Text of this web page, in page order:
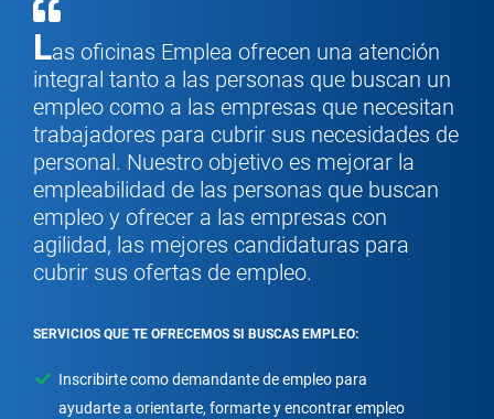
a
la
navegación
Las oficinas Emplea ofrecen una atención
integral tanto a las personas que buscan un
empleo como a las empresas que necesitan
trabajadores para cubrir sus necesidades de
personal. Nuestro objetivo es mejorar la
empleabilidad de las personas que buscan
empleo y ofrecer a las empresas con
agilidad, las mejores candidaturas para
cubrir sus ofertas de empleo.
SERVICIOS QUE TE OFRECEMOS SI BUSCAS EMPLEO:
Inscribirte como demandante de empleo para
ayudarte a orientarte, formarte y encontrar empleo